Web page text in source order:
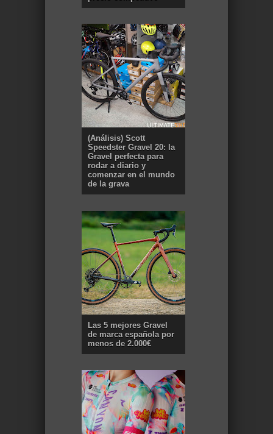
(Análisis) Scott
Speedster Gravel 20: la
Gravel perfecta para
rodar a diario y
comenzar en el mundo
de la grava
Las 5 mejores Gravel
de marca española por
menos de 2.000€